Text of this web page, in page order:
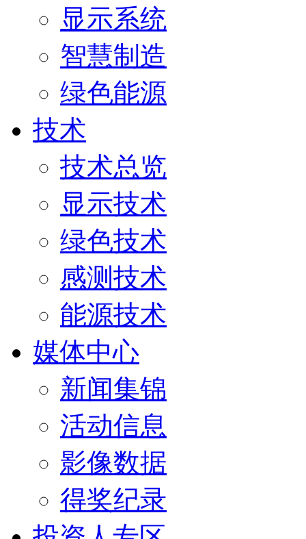
显示系统
智慧制造
绿色能源
技术
技术总览
显示技术
绿色技术
感测技术
能源技术
媒体中心
新闻集锦
活动信息
影像数据
得奖纪录